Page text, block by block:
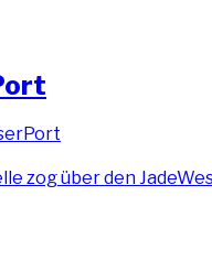
zog über den